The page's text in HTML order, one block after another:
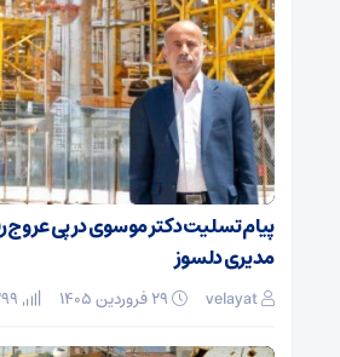
پیام تسلیت دکتر موسوی در پی عروج
مدیری دلسوز
velayat